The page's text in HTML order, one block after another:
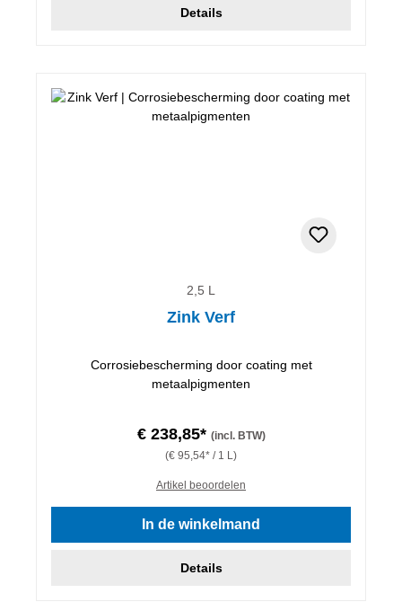
Details
2,5 L
Zink Verf
Corrosiebescherming door coating met
metaalpigmenten
€ 238,85* (incl. BTW)
(€ 95,54* / 1 L)
Artikel beoordelen
In de winkelmand
Details